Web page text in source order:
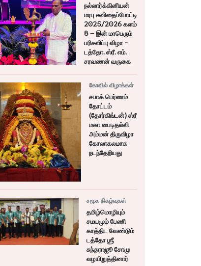
நல்லார்க்கினியன்
மரபு கவிதைப்போட்டி
2025/2026 களம்
8 – இன் மாபெரும்
பரிசளிப்பு விழா -
டத்தோ. ஸ்ரீ. எம்.
சரவணன் வருகை
கோவில் விழாக்கள்
சபாக் பெர்ணம்
தோட்டம்
(தோர்கிங்டன்) ஸ்ரீ
மகா பைடிதல்லி
அம்மன் திருவிழா
கோலாகலமாக
நடந்தேறியது
சமூக நிகழ்வுகள்
தமிழ்மொழியும்
சமயமும் பேணி
காத்திட வேண்டும்
டத்தோ ஶ்ரீ
சுந்தராஜூ சோமு
வழயிறுத்தினார்